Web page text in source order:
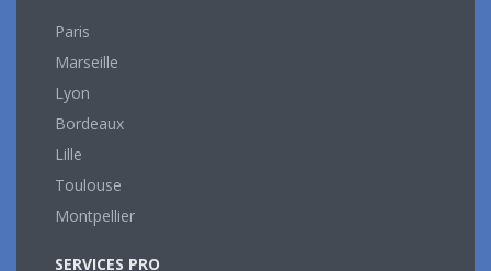
Paris
Marseille
Lyon
Bordeaux
Lille
Toulouse
Montpellier
SERVICES PRO